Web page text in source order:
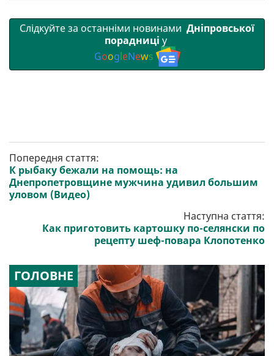
Слідкуйте за останніми новинами Дніпровської
порадниці у
GoogleNews
Попередня стаття:
К рыбаку бежали на помощь: на
Днепропетровщине мужчина удивил большим
уловом (Видео)
Наступна стаття:
Как приготовить картошку по-селянски по
рецепту шеф-повара Клопотенко
ГОЛОВНЕ